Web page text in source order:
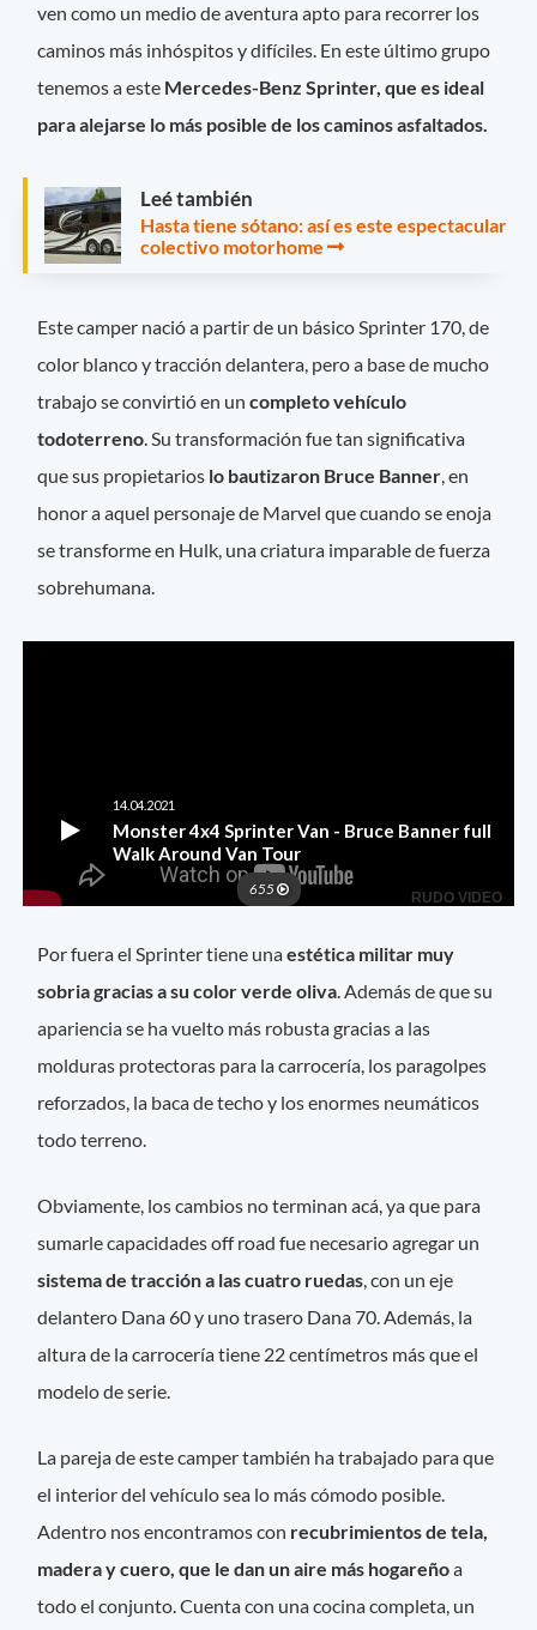
ven como un medio de aventura apto para recorrer los
caminos más inhóspitos y difíciles. En este último grupo
tenemos a este Mercedes-Benz Sprinter, que es ideal
para alejarse lo más posible de los caminos asfaltados.
Leé también
Hasta tiene sótano: así es este espectacular
colectivo motorhome
Este camper nació a partir de un básico Sprinter 170, de
color blanco y tracción delantera, pero a base de mucho
trabajo se convirtió en uncompleto vehículo
todoterreno. Su transformación fue tan significativa
que sus propietarios lo bautizaron Bruce Banner, en
honor a aquel personaje de Marvel que cuando se enoja
se transforme en Hulk, una criatura imparable de fuerza
sobrehumana.
Por fuera el Sprinter tiene unaestética militar muy
sobria gracias a su color verde oliva. Además de que su
apariencia se ha vuelto más robusta gracias a las
molduras protectoras para la carrocería, los paragolpes
reforzados, la baca de techo y los enormes neumáticos
todo terreno.
Obviamente, los cambios no terminan acá, ya que para
sumarle capacidades off road fue necesario agregar un
sistema de tracción a las cuatro ruedas, con un eje
delantero Dana 60 y uno trasero Dana 70. Además, la
altura de la carrocería tiene 22 centímetros más que el
modelo de serie.
La pareja de este camper también ha trabajado para que
el interior del vehículo sea lo más cómodo posible.
Adentro nos encontramos con recubrimientos de tela,
madera y cuero, que le dan un aire más hogareñoa
todo el conjunto. Cuenta con una cocina completa, un